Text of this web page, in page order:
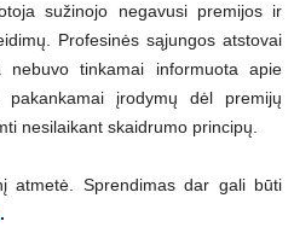
sužinojo negavusi premijos ir
Profesinės sąjungos atstovai
tinkamai informuota apie
pakankamai įrodymų dėl premijų
nesilaikant skaidrumo principų.
atmetė. Sprendimas dar gali būti
.